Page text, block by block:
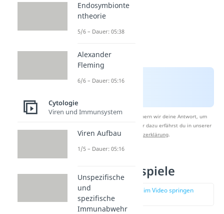
Nach Beantwortung speichern wir deine Antwort, um
Studyflix zu verbessern. Mehr dazu erfährst du in unserer
Datenschutzerklärung.
Osmose Beispiele
zur Stelle im Video springen
Endosymbionte
ntheorie
5/6 – Dauer: 05:38
Alexander
Fleming
6/6 – Dauer: 05:16
Cytologie
Viren und Immunsystem
Viren Aufbau
1/5 – Dauer: 05:16
Unspezifische
und
spezifische
Immunabwehr